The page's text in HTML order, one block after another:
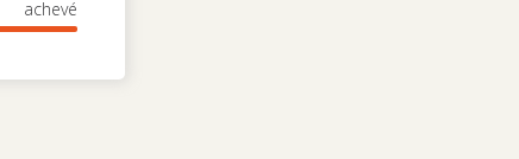
achevé